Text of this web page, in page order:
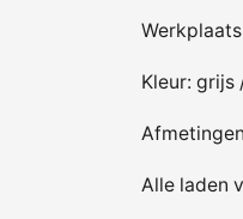
Kleur: grijs
Alle laden